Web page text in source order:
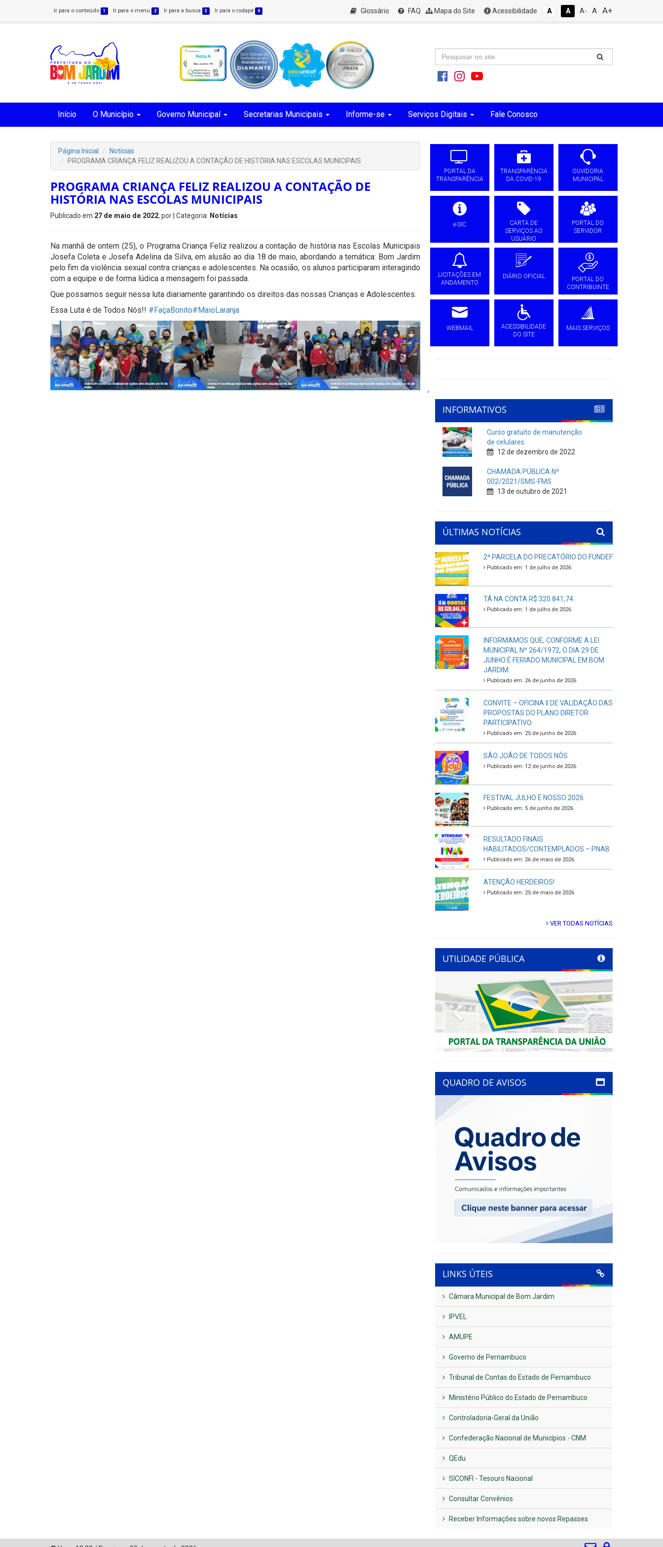
Ir para o conteúdo 1 Ir para o menu 2 Ir para a busca 3 Ir para o rodapé 4 Glossário FAQ Mapa do Site Acessibilidade A A A- A A+
Início O Município Governo Municipal Secretarias Municipais Informe-se Serviços Digitais Fale Conosco
Página Inicial
Notícias
PROGRAMA CRIANÇA FELIZ REALIZOU A CONTAÇÃO DE HISTÓRIA NAS ESCOLAS MUNICIPAIS
PROGRAMA CRIANÇA FELIZ REALIZOU A CONTAÇÃO DE
HISTÓRIA NAS ESCOLAS MUNICIPAIS
Publicado em 27 de maio de 2022, por | Categoria: Notícias
Na manhã de ontem (25), o Programa Criança Feliz realizou a contação de história nas Escolas Municipais
Josefa Coleta e Josefa Adelina da Silva, em alusão ao dia 18 de maio, abordando a temática: Bom Jardim
pelo fim da violência sexual contra crianças e adolescentes. Na ocasião, os alunos participaram interagindo
com a equipe e de forma lúdica a mensagem foi passada.
Que possamos seguir nessa luta diariamente garantindo os direitos das nossas Crianças e Adolescentes.
Essa Luta é de Todos Nós!! #FaçaBonito#MaioLaranja
PORTAL DA
TRANSPARÊNCIA
TRANSPARÊNCIA
DA COVID-19
OUVIDORIA
MUNICIPAL
e-SIC
CARTA DE
SERVIÇOS AO
USUÁRIO
PORTAL DO
SERVIDOR
LICITAÇÕES EM
ANDAMENTO
DIÁRIO OFICIAL
PORTAL DO
CONTRIBUINTE
WEBMAIL
ACESSIBILIDADE
DO SITE
MAIS SERVIÇOS
'
INFORMATIVOS
Curso gratuito de manutenção
de celulares
12 de dezembro de 2022
CHAMADA PÚBLICA Nº
002/2021/SMS-FMS
13 de outubro de 2021
ÚLTIMAS NOTÍCIAS
2ª PARCELA DO PRECATÓRIO DO FUNDEF
Publicado em: 1 de julho de 2026
TÁ NA CONTA R$ 320.841,74
Publicado em: 1 de julho de 2026
INFORMAMOS QUE, CONFORME A LEI
MUNICIPAL Nº 264/1972, O DIA 29 DE
JUNHO É FERIADO MUNICIPAL EM BOM
JARDIM
Publicado em: 26 de junho de 2026
CONVITE – OFICINA II DE VALIDAÇÃO DAS
PROPOSTAS DO PLANO DIRETOR
PARTICIPATIVO
Publicado em: 25 de junho de 2026
SÃO JOÃO DE TODOS NÓS
Publicado em: 12 de junho de 2026
FESTIVAL JULHO É NOSSO 2026
Publicado em: 5 de junho de 2026
RESULTADO FINAIS
HABILITADOS/CONTEMPLADOS – PNAB
Publicado em: 26 de maio de 2026
ATENÇÃO HERDEIROS!
Publicado em: 25 de maio de 2026
VER TODAS NOTÍCIAS
UTILIDADE PÚBLICA
Previous Next
QUADRO DE AVISOS
LINKS ÚTEIS
Câmara Municipal de Bom Jardim
IPVEL
AMUPE
Governo de Pernambuco
Tribunal de Contas do Estado de Pernambuco
Ministério Público do Estado de Pernambuco
Controladoria-Geral da União
Confederação Nacional de Municípios - CNM
QEdu
SICONFI - Tesouro Nacional
Consultar Convênios
Receber Informações sobre novos Repasses